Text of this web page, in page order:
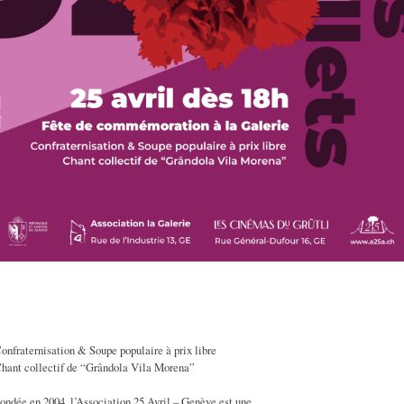
& Soupe populaire à prix libre
collectif de “Grândola Vila Morena”